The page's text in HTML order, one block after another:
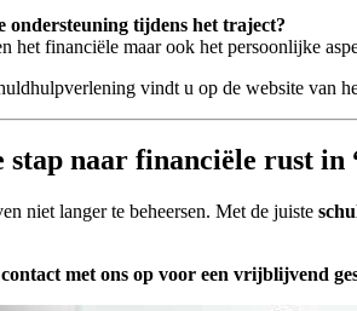
ondersteuning tijdens het traject?
het financiële maar ook het persoonlijke
vindt u op de website van
stap naar financiële rust in
niet langer te beheersen. Met de juiste
met ons op voor een vrijblijvend